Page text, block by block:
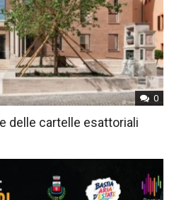
0
delle cartelle esattoriali